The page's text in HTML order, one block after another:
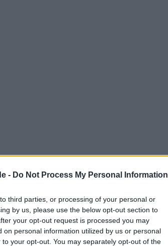
- Do Not Process My Personal Information
third parties, or processing of your personal or
by us, please use the below opt-out section to
your opt-out request is processed you may
personal information utilized by us or personal
your opt-out. You may separately opt-out of the